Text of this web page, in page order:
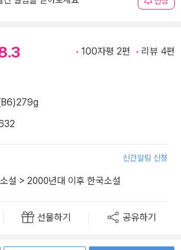
100자평 2편 리뷰 4편
279g
신간알림 신청
설 > 2000년대 이후 한국소설
선물하기 공유하기